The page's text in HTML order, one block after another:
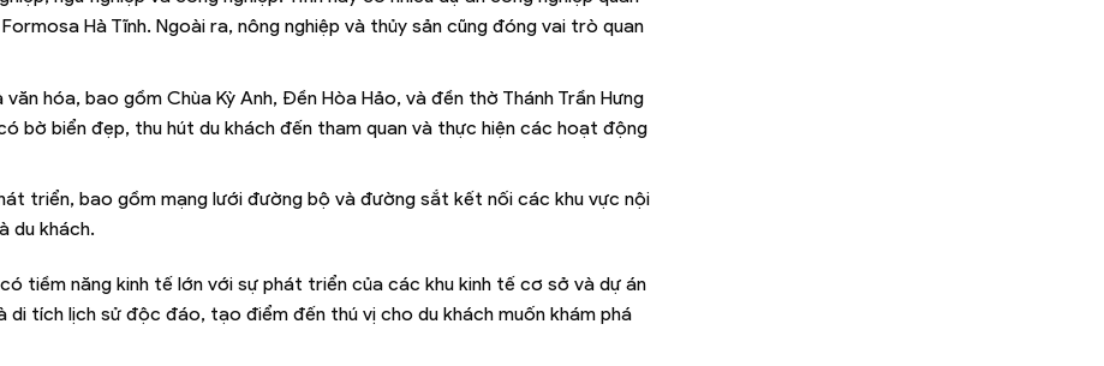
Hà Tĩnh. Ngoài ra, nông nghiệp và thủy sản cũng đóng vai trò quan
hóa, bao gồm Chùa Kỳ Anh, Đền Hòa Hảo, và đền thờ Thánh Trần Hưng
bờ biển đẹp, thu hút du khách đến tham quan và thực hiện các hoạt động
triển, bao gồm mạng lưới đường bộ và đường sắt kết nối các khu vực nội
du khách.
tiềm năng kinh tế lớn với sự phát triển của các khu kinh tế cơ sở và dự án
di tích lịch sử độc đáo, tạo điểm đến thú vị cho du khách muốn khám phá